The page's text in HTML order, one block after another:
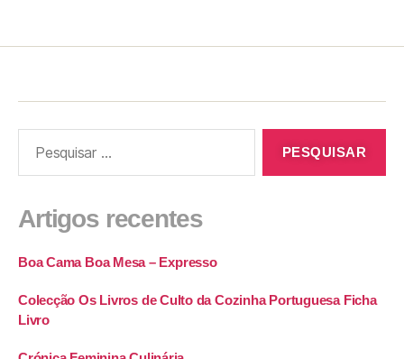
Artigos recentes
Boa Cama Boa Mesa – Expresso
Colecção Os Livros de Culto da Cozinha Portuguesa Ficha
Livro